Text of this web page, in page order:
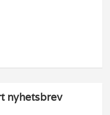
nyhetsbrev